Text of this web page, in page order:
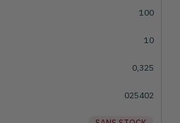
100
10
0,325
025402